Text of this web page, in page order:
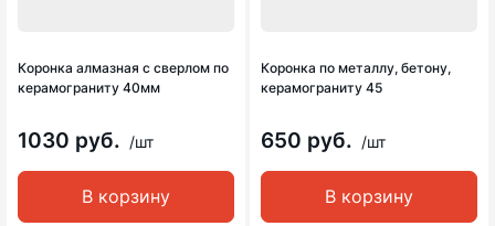
Коронка алмазная с сверлом по
керамограниту 40мм
1030 руб. /шт
В корзину
Коронка по металлу, бетону,
керамограниту 45
650 руб. /шт
В корзину